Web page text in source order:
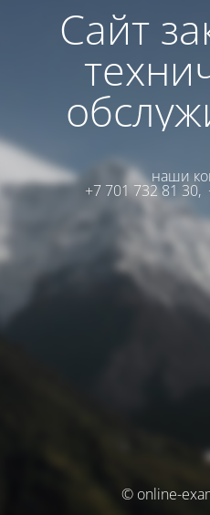
Сайт
наши
+7 701 732 81 30,
© online-